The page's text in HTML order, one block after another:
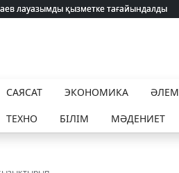
лауазымды қызметке тағайындалды
лауазымды қызметке тағайындалды
САЯСАТ ЭКОНОМИКА ӘЛЕМ
ТЕХНО БІЛІМ МӘДЕНИЕТ